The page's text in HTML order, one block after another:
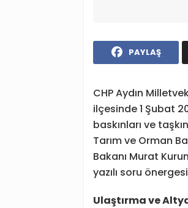
PAYLAŞ
CHP Aydın
ilçesinde 1 Şubat
baskınları ve
Tarım ve Orman
Bakanı Murat
yazılı soru
Ulaştırma ve